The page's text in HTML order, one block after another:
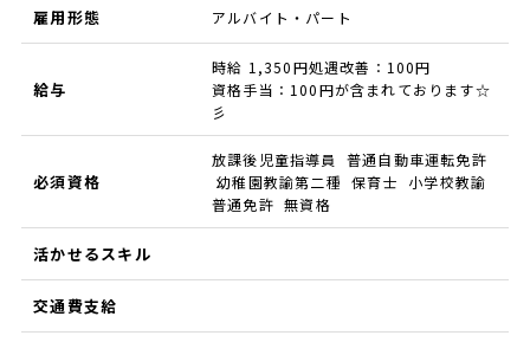
雇用形態 アルバイト・パート
給与
時給 1,350円処遇改善：100円
資格手当：100円が含まれております☆
彡
必須資格
放課後児童指導員 普通自動車運転免許
幼稚園教諭第二種 保育士 小学校教諭
普通免許 無資格
活かせるスキル
交通費支給